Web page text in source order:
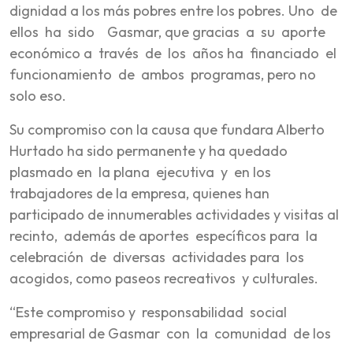
dignidad a los más pobres entre los pobres. Uno de
ellos ha sido Gasmar, que gracias a su aporte
económico a través de los años ha financiado el
funcionamiento de ambos programas, pero no
solo eso.
Su compromiso con la causa que fundara Alberto
Hurtado ha sido permanente y ha quedado
plasmado en la plana ejecutiva y en los
trabajadores de la empresa, quienes han
participado de innumerables actividades y visitas al
recinto, además de aportes específicos para la
celebración de diversas actividades para los
acogidos, como paseos recreativos y culturales.
“Este compromiso y responsabilidad social
empresarial de Gasmar con la comunidad de los